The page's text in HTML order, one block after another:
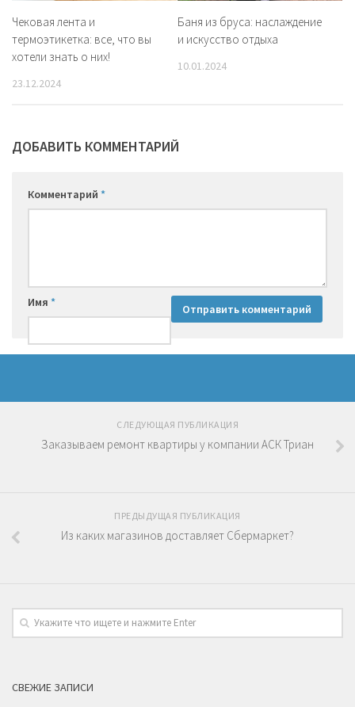
Чековая лента и
термоэтикетка: все, что вы
хотели знать о них!
23.12.2024
Баня из бруса: наслаждение
и искусство отдыха
10.01.2024
ДОБАВИТЬ КОММЕНТАРИЙ
Комментарий *
Имя *
СЛЕДУЮЩАЯ ПУБЛИКАЦИЯ
Заказываем ремонт квартиры у компании АСК Триан
ПРЕДЫДУЩАЯ ПУБЛИКАЦИЯ
Из каких магазинов доставляет Сбермаркет?
СВЕЖИЕ ЗАПИСИ